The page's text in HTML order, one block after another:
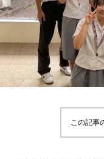
この記事